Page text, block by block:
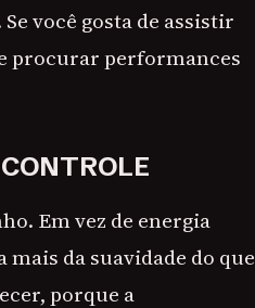
você gosta de assistir
procurar performances
Em vez de energia
mais da suavidade do que
porque a